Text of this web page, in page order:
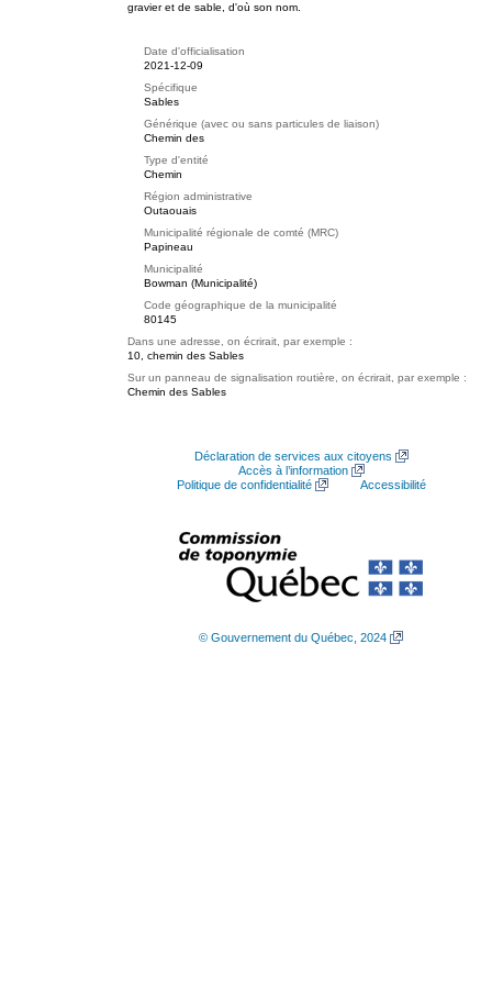
gravier et de sable, d'où son nom.
Date d'officialisation
2021-12-09
Spécifique
Sables
Générique (avec ou sans particules de liaison)
Chemin des
Type d'entité
Chemin
Région administrative
Outaouais
Municipalité régionale de comté (MRC)
Papineau
Municipalité
Bowman (Municipalité)
Code géographique de la municipalité
80145
Dans une adresse, on écrirait, par exemple :
10, chemin des Sables
Sur un panneau de signalisation routière, on écrirait, par exemple :
Chemin des Sables
Déclaration de services aux citoyens
Accès à l’information
Politique de confidentialité
Accessibilité
© Gouvernement du Québec, 2024